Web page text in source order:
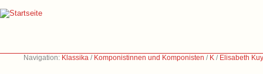
Navigation: Klassika / Komponistinnen und Komponisten / K / Elisabeth